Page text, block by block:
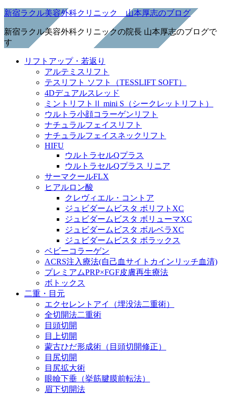
新宿ラクル美容外科クリニック 山本厚志のブログ
新宿ラクル美容外科クリニックの院長 山本厚志のブログで
す
リフトアップ・若返り
アルテミスリフト
テスリフト ソフト（TESSLIFT SOFT）
4Dデュアルスレッド
ミントリフトⅡ mini S（シークレットリフト）
ウルトラ小顔コラーゲンリフト
ナチュラルフェイスリフト
ナチュラルフェイスネックリフト
HIFU
ウルトラセルQプラス
ウルトラセルQプラス リニア
サーマクールFLX
ヒアルロン酸
クレヴィエル・コントア
ジュビダームビスタ ボリフトXC
ジュビダームビスタ ボリューマXC
ジュビダームビスタ ボルベラXC
ジュビダームビスタ ボラックス
ベビーコラーゲン
ACRS注入療法(自己血サイトカインリッチ血清)
プレミアムPRP×FGF皮膚再生療法
ボトックス
二重・目元
エクセレントアイ（埋没法二重術）
全切開法二重術
目頭切開
目上切開
蒙古ひだ形成術（目頭切開修正）
目尻切開
目尻拡大術
眼瞼下垂（挙筋腱膜前転法）
眉下切開法